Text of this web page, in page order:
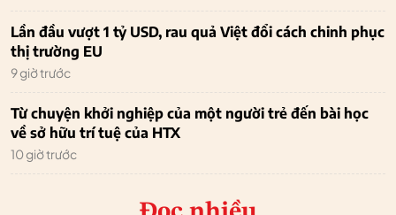
Lần đầu vượt 1 tỷ USD, rau quả Việt đổi cách chinh phục
thị trường EU
9 giờ trước
Từ chuyện khởi nghiệp của một người trẻ đến bài học
về sở hữu trí tuệ của HTX
10 giờ trước